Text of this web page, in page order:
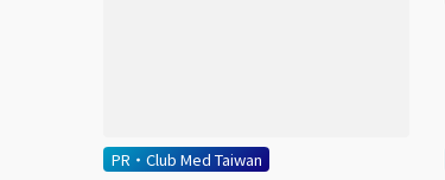
PR・Club Med Taiwan